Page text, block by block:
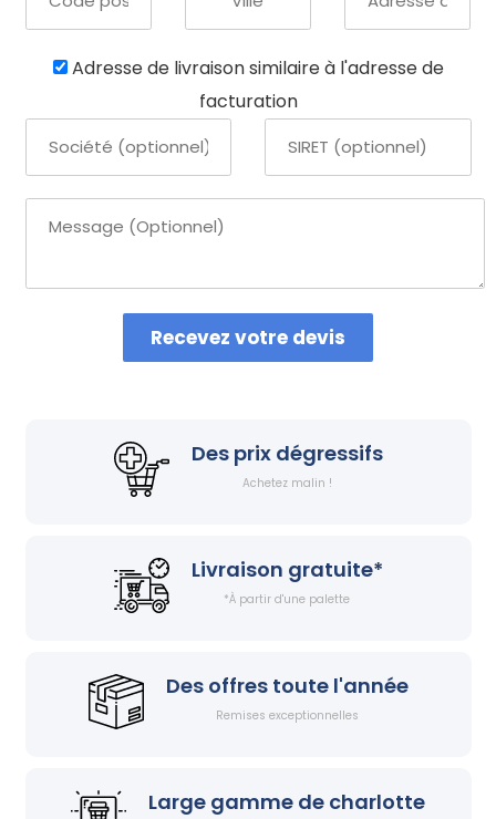
Adresse de livraison similaire à l'adresse de
facturation
Recevez votre devis
Des prix dégressifs
Achetez malin !
Livraison gratuite*
*À partir d'une palette
Des offres toute l'année
Remises exceptionnelles
Large gamme de charlotte